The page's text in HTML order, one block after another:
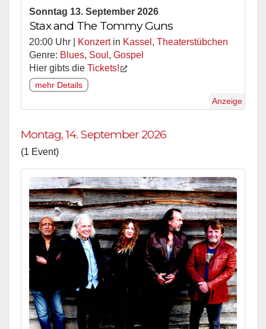
Sonntag 13. September 2026
Stax and The Tommy Guns
20:00 Uhr | Konzertin Kassel , Theaterstübchen
Genre: Blues, Soul , Gospel
Hier gibts die Tickets!
mehr Details
Anzeige
Montag, 14. September 2026
(1 Event)